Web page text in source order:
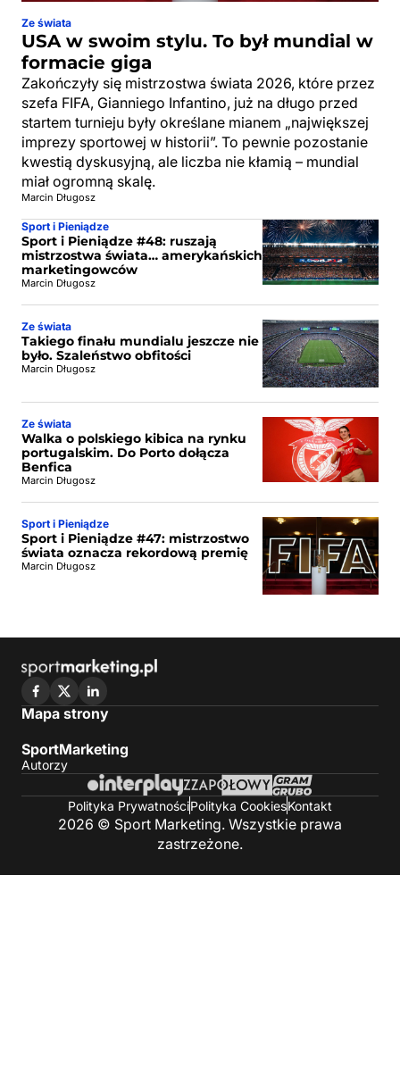
Ze świata
USA w swoim stylu. To był mundial w
formacie giga
Zakończyły się mistrzostwa świata 2026, które przez
szefa FIFA, Gianniego Infantino, już na długo przed
startem turnieju były określane mianem „największej
imprezy sportowej w historii”. To pewnie pozostanie
kwestią dyskusyjną, ale liczba nie kłamią – mundial
miał ogromną skalę.
Marcin Długosz
Sport i Pieniądze
Sport i Pieniądze #48: ruszają
mistrzostwa świata… amerykańskich
marketingowców
Marcin Długosz
Ze świata
Takiego finału mundialu jeszcze nie
było. Szaleństwo obfitości
Marcin Długosz
Ze świata
Walka o polskiego kibica na rynku
portugalskim. Do Porto dołącza
Benfica
Marcin Długosz
Sport i Pieniądze
Sport i Pieniądze #47: mistrzostwo
świata oznacza rekordową premię
Marcin Długosz
Mapa strony
SportMarketing
Autorzy
Polityka PrywatnościPolityka CookiesKontakt
2026 © Sport Marketing. Wszystkie prawa
zastrzeżone.